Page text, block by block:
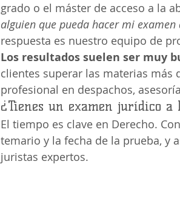
grado o el máster de acceso a la
alguien que pueda hacer mi
respuesta es nuestro equipo de
Los resultados suelen ser muy
clientes superar las materias más
profesional en despachos,
¿Tienes un examen jurídico a
El tiempo es clave en Derecho.
temario y la fecha de la prueba, y
juristas expertos.